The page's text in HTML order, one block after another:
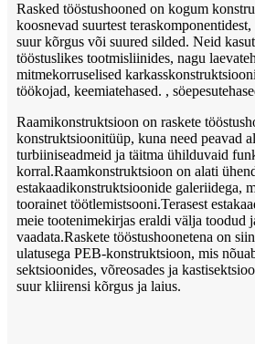
Rasked tööstushooned on kogum
koosnevad suurtest
suur kõrgus või suured silded. Neid
tööstuslikes tootmisliinides, nagu
mitmekorruselised
töökojad, keemiatehased. ,
Raamikonstruktsioon on raskete
konstruktsioonitüüp, kuna need peavad
turbiiniseadmeid ja täitma ühilduvaid
korral.Raamkonstruktsioon on alati
estakaadikonstruktsioonide galeriidega,
toorainet töötlemistsooni.Terasest
meie tootenimekirjas eraldi välja toodud
vaadata.Raskete tööstushoonetena on
ulatusega PEB-konstruktsioon, mis
sektsioonides, võreosades ja
suur kliirensi kõrgus ja laius.